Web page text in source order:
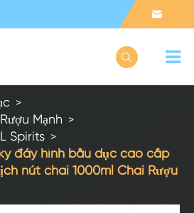


Mạnh
Spirits
đáy hình bầu dục cao cấp
nút chai 1000ml Chai Rượu